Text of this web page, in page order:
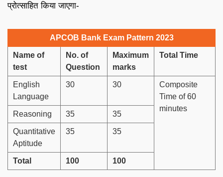
प्रोत्साहित किया जाएगा-
APCOB Bank Exam Pattern 2023
Name of
test
No. of
Question
Maximum
marks
Total Time
English
Language
30 30
Composite
Time of 60
minutes
Reasoning 35 35
Quantitative
Aptitude
35 35
Total 100 100